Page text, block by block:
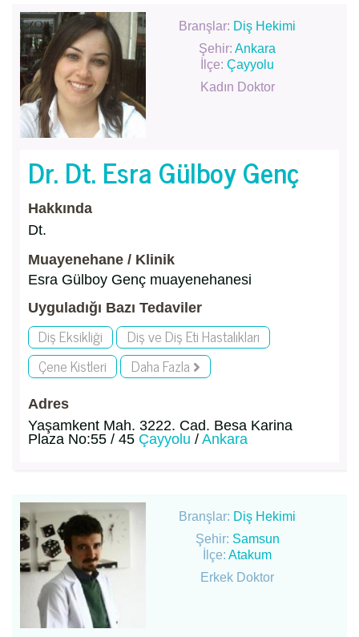
Branşlar: Diş Hekimi
Şehir:Ankara
İlçe:Çayyolu
Kadın Doktor
Dr. Dt. Esra Gülboy Genç
Hakkında
Dt.
Muayenehane / Klinik
Esra Gülboy Genç muayenehanesi
Uyguladığı Bazı Tedaviler
Diş Eksikliği
Diş ve Diş Eti Hastalıkları
Çene Kistleri
Daha Fazla
Adres
Yaşamkent Mah. 3222. Cad. Besa Karina
Plaza No:55 / 45 Çayyolu / Ankara
Branşlar: Diş Hekimi
Şehir: Samsun
İlçe:Atakum
Erkek Doktor